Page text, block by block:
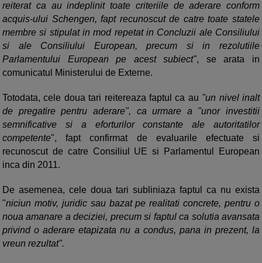
reiterat ca au indeplinit toate criteriile de aderare conform
acquis-ului Schengen, fapt recunoscut de catre toate statele
membre si stipulat in mod repetat in Concluzii ale Consiliului
si ale Consiliului European, precum si in rezolutiile
Parlamentului European pe acest subiect", se arata in
comunicatul Ministerului de Externe.
Totodata, cele doua tari reitereaza faptul ca au "un nivel inalt
de pregatire pentru aderare", ca urmare a "unor investitii
semnificative si a eforturilor constante ale autoritatilor
competente", fapt confirmat de evaluarile efectuate si
recunoscut de catre Consiliul UE si Parlamentul European
inca din 2011.
De asemenea, cele doua tari subliniaza faptul ca nu exista
"niciun motiv, juridic sau bazat pe realitati concrete, pentru o
noua amanare a deciziei, precum si faptul ca solutia avansata
privind o aderare etapizata nu a condus, pana in prezent, la
vreun rezultat".